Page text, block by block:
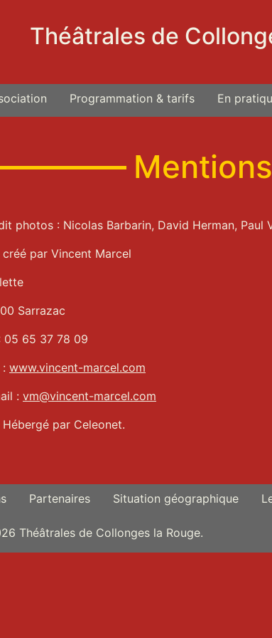
Théâtrales de
Programmation & tarifs En
photos : Nicolas Barbarin, David Herman, Paul
créé par Vincent Marcel
Sarrazac
05 65 37 78 09
www.vincent-marcel.com
: vm@vincent-marcel.com
Hébergé par Celeonet.
Partenaires Situation géographique
Théâtrales de Collonges la Rouge.